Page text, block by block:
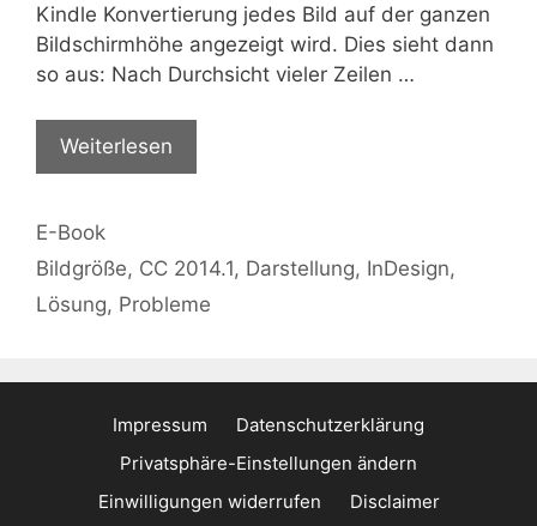
Kindle Konvertierung jedes Bild auf der ganzen
Bildschirmhöhe angezeigt wird. Dies sieht dann
so aus: Nach Durchsicht vieler Zeilen …
Weiterlesen
Kategorien
E-Book
Schlagwörter
Bildgröße, CC 2014.1, Darstellung, InDesign,
Lösung, Probleme
Impressum
Datenschutzerklärung
Privatsphäre-Einstellungen ändern
Einwilligungen widerrufen
Disclaimer